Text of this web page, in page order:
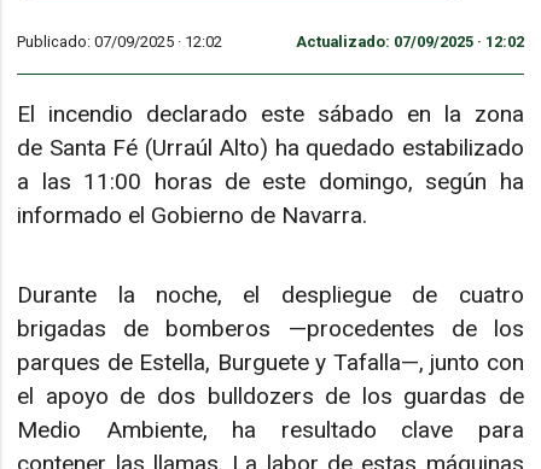
Publicado: 07/09/2025 · 12:02 Actualizado: 07/09/2025 · 12:02
El incendio declarado este sábado en la zona
de Santa Fé (Urraúl Alto) ha quedado estabilizado
a las 11:00 horas de este domingo, según ha
informado el Gobierno de Navarra.
Durante la noche, el despliegue de cuatro
brigadas de bomberos —procedentes de los
parques de Estella, Burguete y Tafalla—, junto con
el apoyo de dos bulldozers de los guardas de
Medio Ambiente, ha resultado clave para